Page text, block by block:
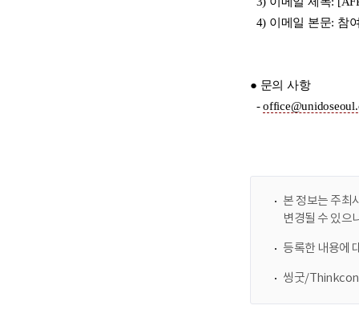
본 정보는 주최
변경될 수 있으
등록한 내용에
씽굿/